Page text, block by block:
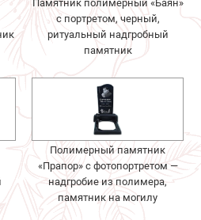
Памятник полимерный «Баян»
с портретом, черный,
ритуальный надгробный
памятник
Полимерный памятник
«Прапор» с фотопортретом —
надгробие из полимера,
памятник на могилу